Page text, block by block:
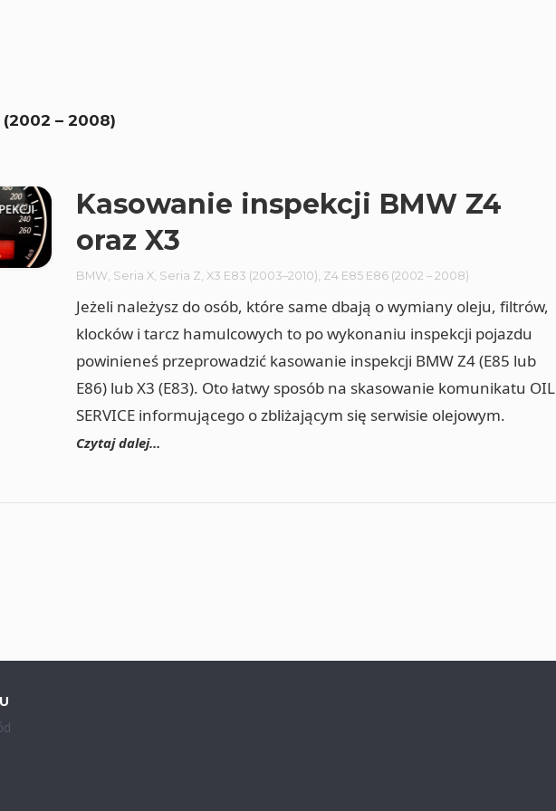
(2002 – 2008)
Kasowanie inspekcji BMW Z4
oraz X3
BMW Seria X Seria Z X3 E83 (2003–2010) Z4 E85 E86 (2002 – 2008)
Jeżeli należysz do osób, które same dbają o wymiany oleju, filtrów,
klocków i tarcz hamulcowych to po wykonaniu inspekcji pojazdu
powinieneś przeprowadzić kasowanie inspekcji BMW Z4 (E85 lub
E86) lub X3 (E83). Oto łatwy sposób na skasowanie komunikatu OIL
SERVICE informującego o zbliżającym się serwisie olejowym.
Czytaj dalej…